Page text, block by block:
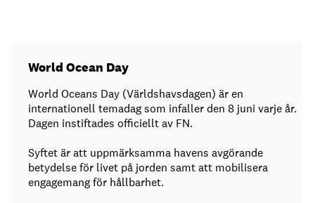
World Ocean Day
World Oceans Day (Världshavsdagen) är en
internationell temadag som infaller den 8 juni varje år.
Dagen instiftades officiellt av FN.
Syftet är att uppmärksamma havens avgörande
betydelse för livet på jorden samt att mobilisera
engagemang för hållbarhet.